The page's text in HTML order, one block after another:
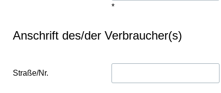
*
Anschrift des/der Verbraucher(s)
Straße/Nr.